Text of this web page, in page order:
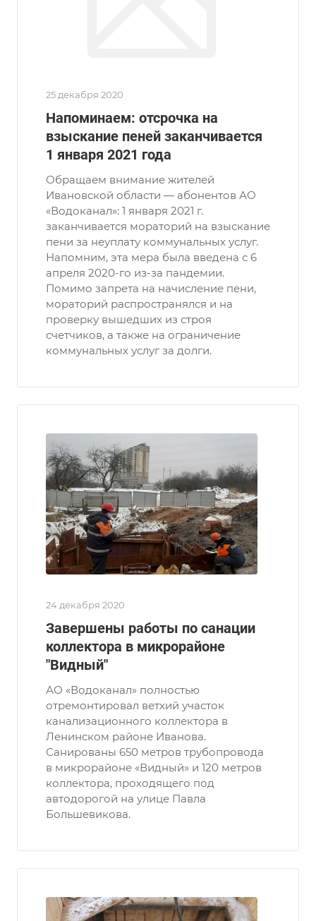
25 декабря 2020
Напоминаем: отсрочка на
взыскание пеней заканчивается
1 января 2021 года
Обращаем внимание жителей
Ивановской области — абонентов АО
«Водоканал»: 1 января 2021 г.
заканчивается мораторий на взыскание
пени за неуплату коммунальных услуг.
Напомним, эта мера была введена с 6
апреля 2020-го из-за пандемии.
Помимо запрета на начисление пени,
мораторий распространялся и на
проверку вышедших из строя
счетчиков, а также на ограничение
коммунальных услуг за долги.
24 декабря 2020
Завершены работы по санации
коллектора в микрорайоне
"Видный"
АО «Водоканал» полностью
отремонтировал ветхий участок
канализационного коллектора в
Ленинском районе Иванова.
Санированы 650 метров трубопровода
в микрорайоне «Видный» и 120 метров
коллектора, проходящего под
автодорогой на улице Павла
Большевикова.